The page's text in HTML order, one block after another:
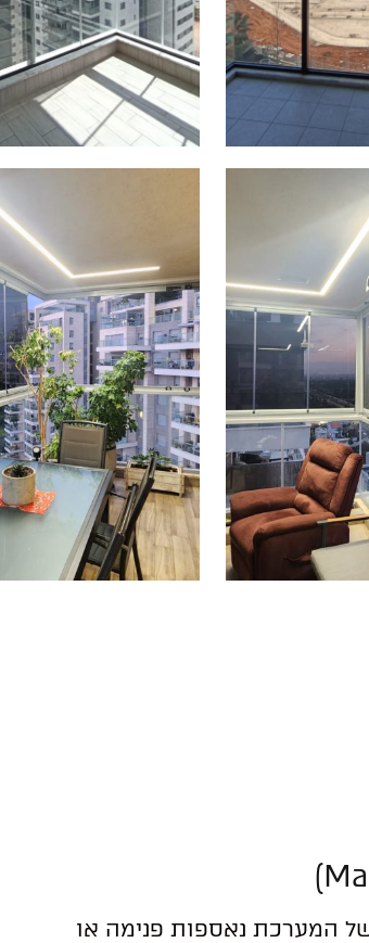
של המערכת נאספות פנימה או